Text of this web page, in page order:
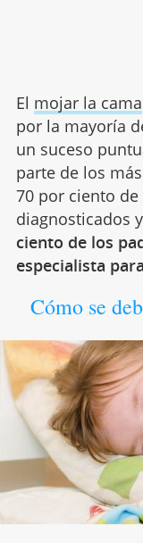
El mojar la cama
por la mayoría
un suceso
parte de los
70 por ciento
diagnosticados
ciento de los
especialista
Cómo se